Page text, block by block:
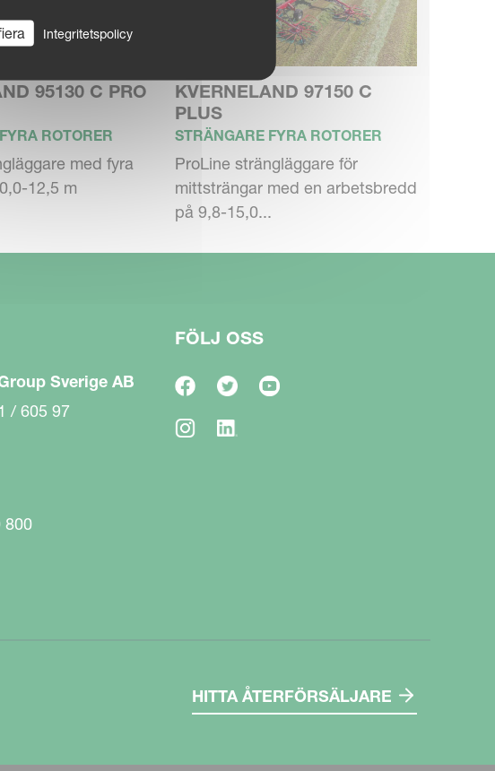
95130 C PRO
ROTORER
med fyra
12,5 m
KVERNELAND 97150 C
PLUS
STRÄNGARE FYRA ROTORER
ProLine strängläggare för
mittsträngar med en arbetsbredd
på 9,8-15,0...
Sverige AB
/ 605 97
800
FÖLJ OSS
HITTA ÅTERFÖRSÄLJARE
Integritetspolicy